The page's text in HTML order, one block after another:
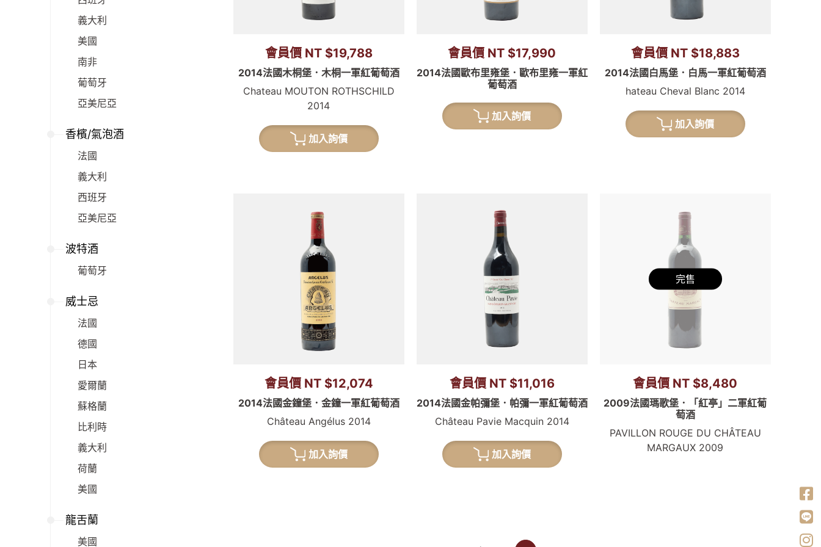
義大利
美國
南非
葡萄牙
亞美尼亞
香檳/氣泡酒
法國
義大利
西班牙
亞美尼亞
波特酒
葡萄牙
威士忌
法國
德國
日本
愛爾蘭
蘇格蘭
比利時
義大利
荷蘭
美國
龍舌蘭
美國
會員價 NT $19,788
2014法國木桐堡．木桐一軍紅葡萄酒
Chateau MOUTON ROTHSCHILD
2014
加入詢價
會員價 NT $17,990
2014法國歐布里雍堡．歐布里雍一軍紅
葡萄酒
加入詢價
會員價 NT $18,883
2014法國白馬堡．白馬一軍紅葡萄酒
hateau Cheval Blanc 2014
加入詢價
會員價 NT $12,074
2014法國金鐘堡．金鐘一軍紅葡萄酒
Château Angélus 2014
加入詢價
會員價 NT $11,016
2014法國金帕彌堡．帕彌一軍紅葡萄酒
Château Pavie Macquin 2014
加入詢價
完售
會員價 NT $8,480
2009法國瑪歌堡．「紅亭」二軍紅葡
萄酒
PAVILLON ROUGE DU CHÂTEAU
MARGAUX 2009